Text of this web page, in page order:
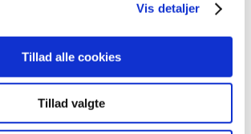
Vis detaljer
Tillad alle cookies
Tillad valgte